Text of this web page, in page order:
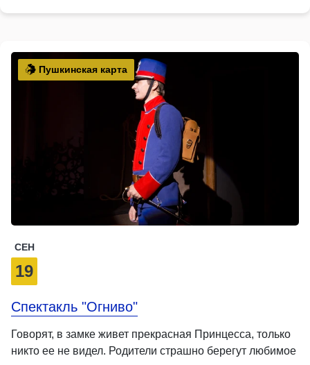
Пушкинская карта
СЕН
19
Спектакль "Огниво"
Говорят, в замке живет прекрасная Принцесса, только
никто ее не видел. Родители страшно берегут любимое